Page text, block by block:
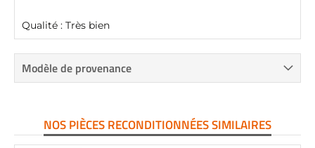
Qualité : Très bien
Modèle de provenance
NOS PIÈCES RECONDITIONNÉES SIMILAIRES